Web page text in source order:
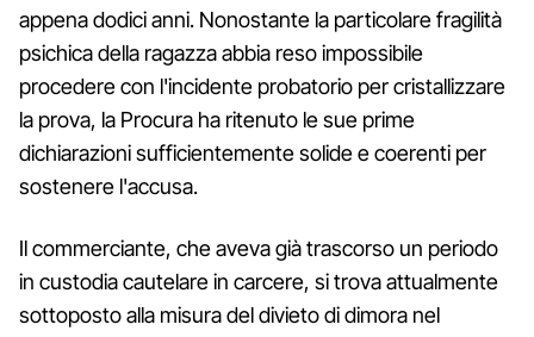
appena dodici anni. Nonostante la particolare fragilità
psichica della ragazza abbia reso impossibile
procedere con l'incidente probatorio per cristallizzare
la prova, la Procura ha ritenuto le sue prime
dichiarazioni sufficientemente solide e coerenti per
sostenere l'accusa.
Il commerciante, che aveva già trascorso un periodo
in custodia cautelare in carcere, si trova attualmente
sottoposto alla misura del divieto di dimora nel